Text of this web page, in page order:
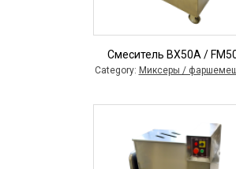
Смеситель BX50A /
Category: Миксеры /